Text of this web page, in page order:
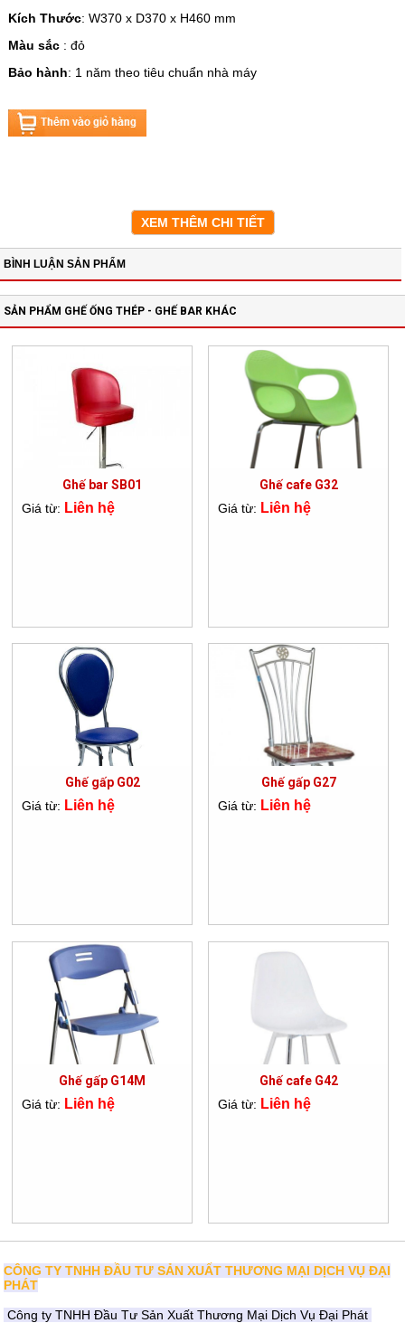
Kích Thước: W370 x D370 x H460 mm
Màu sắc : đỏ
Bảo hành: 1 năm theo tiêu chuẩn nhà máy
XEM THÊM CHI TIẾT
BÌNH LUẬN SẢN PHẨM
SẢN PHẨM GHẾ ỐNG THÉP - GHẾ BAR KHÁC
Ghế bar SB01
Giá từ: Liên hệ
Ghế cafe G32
Giá từ: Liên hệ
Ghế gấp G02
Giá từ: Liên hệ
Ghế gấp G27
Giá từ: Liên hệ
Ghế gấp G14M
Giá từ: Liên hệ
Ghế cafe G42
Giá từ: Liên hệ
CÔNG TY TNHH ĐẦU TƯ SẢN XUẤT THƯƠNG MẠI DỊCH VỤ ĐẠI
PHÁT
Công ty TNHH Đầu Tư Sản Xuất Thương Mại Dịch Vụ Đại Phát